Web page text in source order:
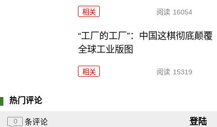
相关 阅读 16054
“工厂的工厂”：中国这棋彻底颠覆
全球工业版图
相关 阅读 15319
热门评论
0 条评论 登陆